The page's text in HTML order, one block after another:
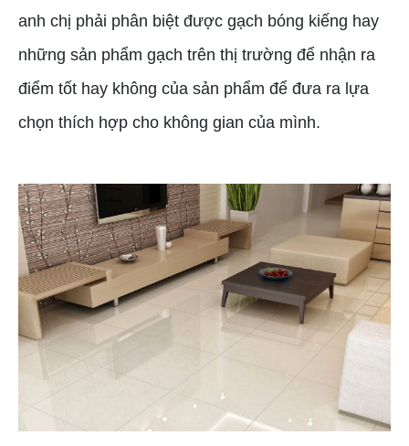
anh chị phải phân biệt được gạch bóng kiếng hay
những sản phẩm gạch trên thị trường để nhận ra
điểm tốt hay không của sản phẩm để đưa ra lựa
chọn thích hợp cho không gian của mình.